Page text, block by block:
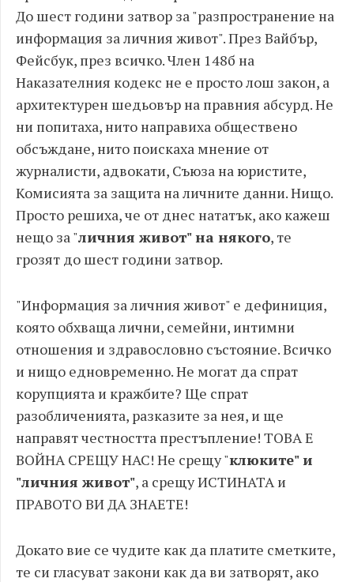
До шест години затвор за "разпространение на
информация за личния живот". През Вайбър,
Фейсбук, през всичко. Член 148б на
Наказателния кодекс не е просто лош закон, а
архитектурен шедьовър на правния абсурд. Не
ни попитаха, нито направиха обществено
обсъждане, нито поискаха мнение от
журналисти, адвокати, Съюза на юристите,
Комисията за защита на личните данни. Нищо.
Просто решиха, че от днес нататък, ако кажеш
нещо за "личния живот" на някого, те
грозят до шест години затвор.
"Информация за личния живот" е дефиниция,
която обхваща лични, семейни, интимни
отношения и здравословно състояние. Всичко
и нищо едновременно. Не могат да спрат
корупцията и кражбите? Ще спрат
разобличенията, разказите за нея, и ще
направят честността престъпление! ТОВА Е
ВОЙНА СРЕЩУ НАС! Не срещу "клюките" и
"личния живот", а срещу ИСТИНАТА и
ПРАВОТО ВИ ДА ЗНАЕТЕ!
Докато вие се чудите как да платите сметките,
те си гласуват закони как да ви затворят, ако